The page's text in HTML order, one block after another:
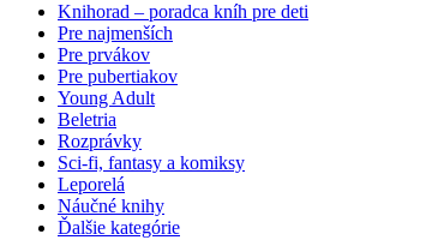
Knihorad – poradca kníh pre deti
Pre najmenších
Pre prvákov
Pre pubertiakov
Young Adult
Beletria
Rozprávky
Sci-fi, fantasy a komiksy
Leporelá
Náučné knihy
Ďalšie kategórie